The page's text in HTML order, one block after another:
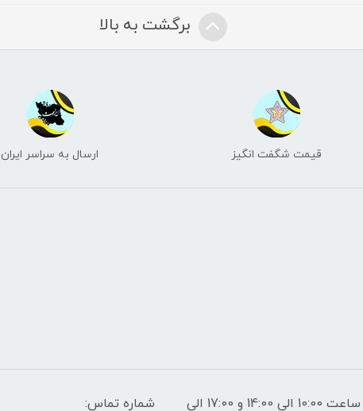
برگشت به بالا
قیمت شگفت انگیز ارسال به سراسر ایران
ساعات پاسخگویی: فقط روزهای غیر تعطیل از ساعت 10:00 الی 14:00 و 17:00 الی
شماره تماس: